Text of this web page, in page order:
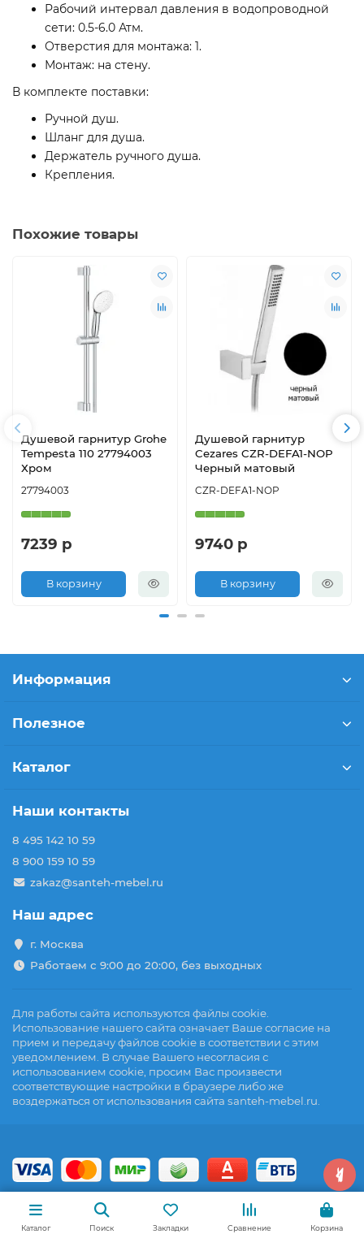
Рабочий интервал давления в водопроводной
сети: 0.5-6.0 Атм.
Отверстия для монтажа: 1.
Монтаж: на стену.
В комплекте поставки:
Ручной душ.
Шланг для душа.
Держатель ручного душа.
Крепления.
Похожие товары
Душевой гарнитур Grohe
Tempesta 110 27794003
Хром
27794003
7239 р
В корзину
Душевой гарнитур
Cezares CZR-DEFA1-NOP
Черный матовый
CZR-DEFA1-NOP
9740 р
В корзину
Информация
Полезное
Каталог
Наши контакты
8 495 142 10 59
8 900 159 10 59
zakaz@santeh-mebel.ru
Наш адрес
г. Москва
Работаем с 9:00 до 20:00, без выходных
Для работы сайта используются файлы cookie.
Использование нашего сайта означает Ваше согласие на
прием и передачу файлов cookie в соответствии с этим
уведомлением. В случае Вашего несогласия с
использованием cookie, просим Вас произвести
соответствующие настройки в браузере либо же
воздержаться от использования сайта santeh-mebel.ru.
Каталог Поиск Закладки Сравнение Корзина